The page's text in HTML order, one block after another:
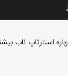
استارتاپ ناب